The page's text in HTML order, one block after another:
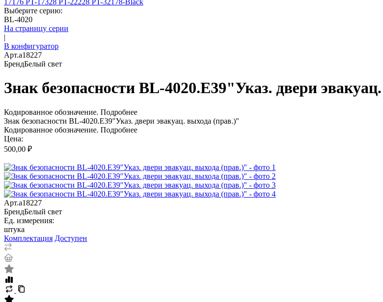
17176 PT-17328 PT-22228 PT-32178-Black
Выберите серию:
BL-4020
На страницу серии
|
В конфигуратор
Арт.a18227
БрендБелый свет
Знак безопасности BL-4020.E39"Указ. двери
Кодированное обозначение. Подробнее
Знак безопасности BL-4020.E39"Указ. двери эвакуац. выхода (прав.)"
Кодированное обозначение. Подробнее
Цена:
500,00 ₽
Арт.a18227
БрендБелый свет
Ед. измерения:
штука
Комплектация Доступен